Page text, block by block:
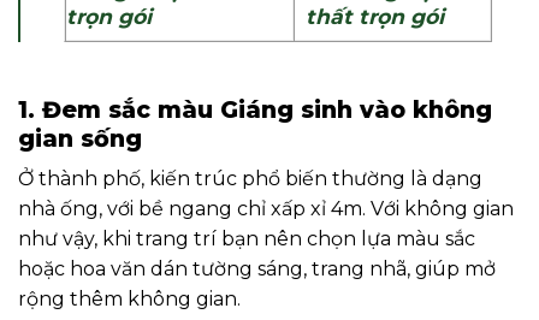
trọn gói
thất trọn gói
1. Đem sắc màu Giáng sinh vào không
gian sống
Ở thành phố, kiến trúc phổ biến thường là dạng
nhà ống, với bề ngang chỉ xấp xỉ 4m. Với không gian
như vậy, khi trang trí bạn nên chọn lựa màu sắc
hoặc hoa văn dán tường sáng, trang nhã, giúp mở
rộng thêm không gian.